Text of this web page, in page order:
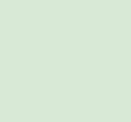
система.